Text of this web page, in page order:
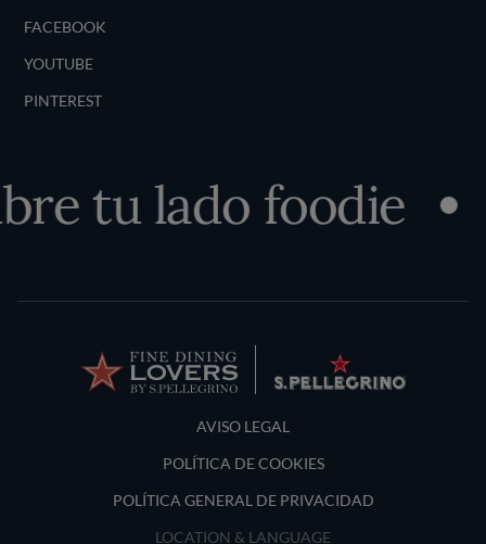
FACEBOOK
YOUTUBE
PINTEREST
tu lado foodie
Terms and Conditions
AVISO LEGAL
POLÍTICA DE COOKIES
POLÍTICA GENERAL DE PRIVACIDAD
LOCATION & LANGUAGE